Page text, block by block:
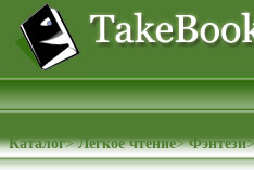
Каталог>Легкое чтение>Фэнтези